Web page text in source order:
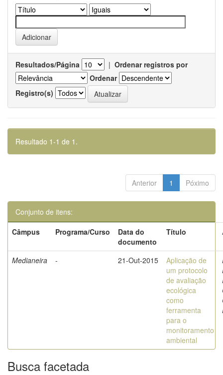
Resultados/Página | Ordenar registros por
Ordenar
Registro(s)
Resultado 1-1 de 1.
Anterior 1 Póximo
Conjunto de itens:
Câmpus
Programa/Curso
Data do
documento
Título
Medianeira - 21-Out-2015
Aplicação de
um protocolo
de avaliação
ecológica
como
ferramenta
para o
monitoramento
ambiental
Busca facetada